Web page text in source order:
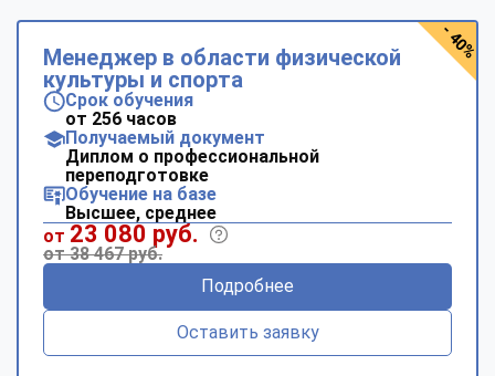
Менеджер в области физической
культуры и спорта
Срок обучения
от 256 часов
Получаемый документ
Диплом о профессиональной
переподготовке
Обучение на базе
Высшее, среднее
от 23 080 руб.
от 38 467 руб.
Подробнее
Оставить заявку
- 40%